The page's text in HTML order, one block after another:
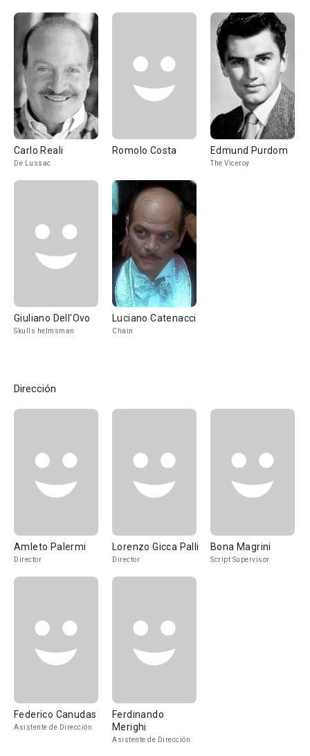
Carlo Reali
De Lussac
Romolo Costa Edmund Purdom
The Viceroy
Giuliano Dell'Ovo
Skulls helmsman
Luciano Catenacci
Chain
Dirección
Amleto Palermi
Director
Lorenzo Gicca Palli
Director
Bona Magrini
Script Supervisor
Federico Canudas
Asistente de Dirección
Ferdinando
Merighi
Asistente de Dirección